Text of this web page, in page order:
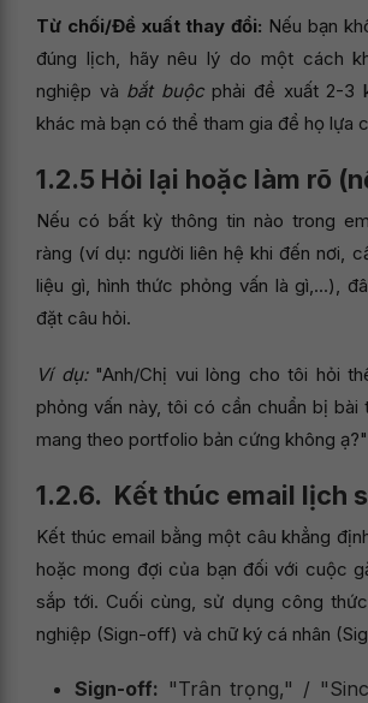
Từ chối/Đề xuất thay đổi: Nếu bạn
đúng lịch, hãy nêu lý do một cách
nghiệp và bắt buộcphải đề xuất 2-3
khác mà bạn có thể tham gia để họ lựa
1.2.5 Hỏi lại hoặc làm rõ
Nếu có bất kỳ thông tin nào trong
ràng (ví dụ: người liên hệ khi đến nơi,
liệu gì, hình thức phỏng vấn là gì,...),
đặt câu hỏi.
Ví dụ:"Anh/Chị vui lòng cho tôi hỏi
phỏng vấn này, tôi có cần chuẩn bị bài
mang theo portfolio bản cứng không ạ?"
1.2.6. Kết thúc email lịch
Kết thúc email bằng một câu khẳng
hoặc mong đợi của bạn đối với cuộc
sắp tới. Cuối cùng, sử dụng công
nghiệp (Sign-off) và chữ ký cá nhân
Sign-off: "Trân trọng," /